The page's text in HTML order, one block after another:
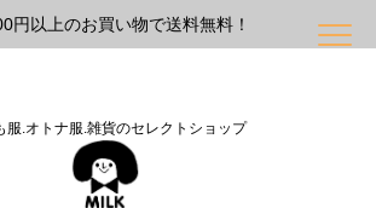
円以上のお買い物で送料無料！
服.オトナ服.雑貨のセレクトショップ